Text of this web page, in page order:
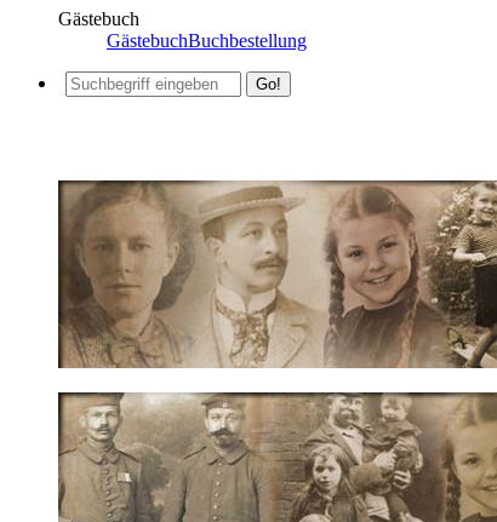
Gästebuch
GästebuchBuchbestellung